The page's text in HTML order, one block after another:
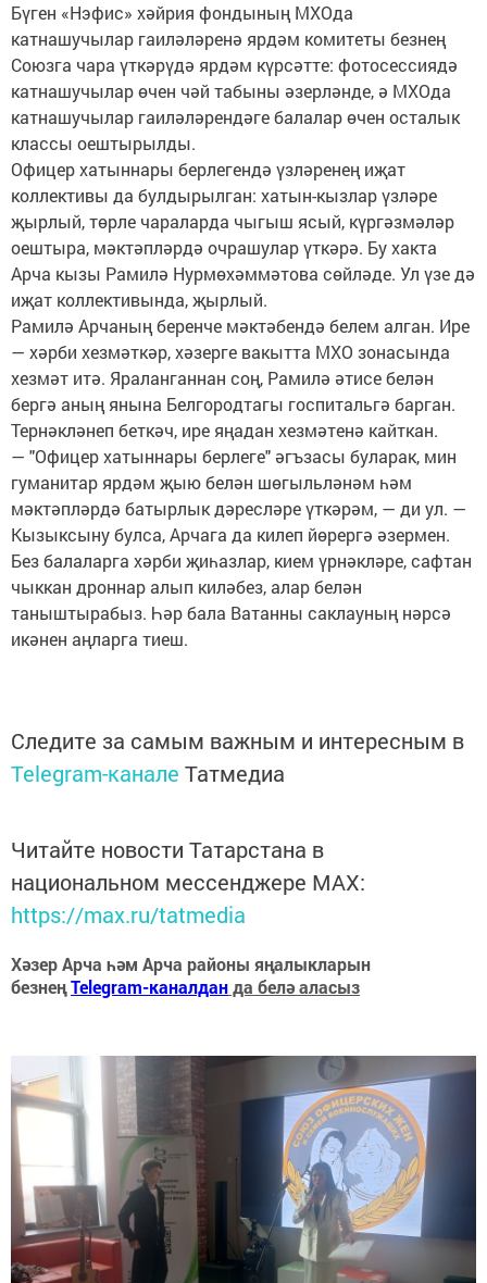
Бүген «Нэфис» хәйрия фондының МХОда
катнашучылар гаиләләренә ярдәм комитеты безнең
Союзга чара үткәрүдә ярдәм күрсәтте: фотосессиядә
катнашучылар өчен чәй табыны әзерләнде, ә МХОда
катнашучылар гаиләләрендәге балалар өчен осталык
классы оештырылды.
Офицер хатыннары берлегендә үзләренең иҗат
коллективы да булдырылган: хатын-кызлар үзләре
җырлый, төрле чараларда чыгыш ясый, күргәзмәләр
оештыра, мәктәпләрдә очрашулар үткәрә. Бу хакта
Арча кызы Рамилә Нурмөхәммәтова сөйләде. Ул үзе дә
иҗат коллективында, җырлый.
Рамилә Арчаның беренче мәктәбендә белем алган. Ире
— хәрби хезмәткәр, хәзерге вакытта МХО зонасында
хезмәт итә. Яраланганнан соң, Рамилә әтисе белән
бергә аның янына Белгородтагы госпитальгә барган.
Тернәкләнеп беткәч, ире яңадан хезмәтенә кайткан.
— "Офицер хатыннары берлеге" әгъзасы буларак, мин
гуманитар ярдәм җыю белән шөгыльләнәм һәм
мәктәпләрдә батырлык дәресләре үткәрәм, — ди ул. —
Кызыксыну булса, Арчага да килеп йөрергә әзермен.
Без балаларга хәрби җиһазлар, кием үрнәкләре, сафтан
чыккан дроннар алып киләбез, алар белән
таныштырабыз. Һәр бала Ватанны саклауның нәрсә
икәнен аңларга тиеш.
Следите за самым важным и интересным в
Telegram-канале Татмедиа
Читайте новости Татарстана в
национальном мессенджере MАХ:
https://max.ru/tatmedia
Хәзер Арча һәм Арча районы яңалыкларын
безнеңTelegram-каналданда белә аласыз